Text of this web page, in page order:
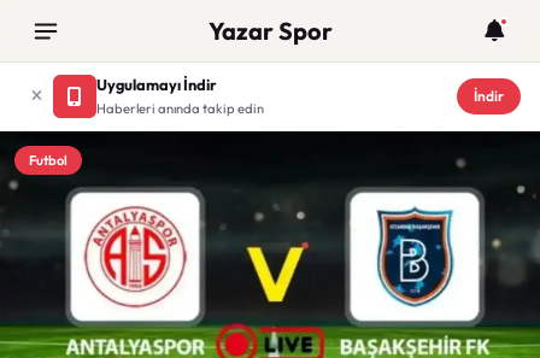
Yazar Spor
Uygulamayı İndir
Haberleri anında takip edin
İndir
Futbol